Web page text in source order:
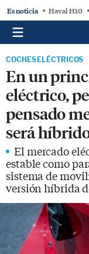
Es noticia Haval H10
COCHES ELÉCTRICOS
En un
eléctrico,
pensado
será
El mercado
estable como
sistema de
versión híbrida